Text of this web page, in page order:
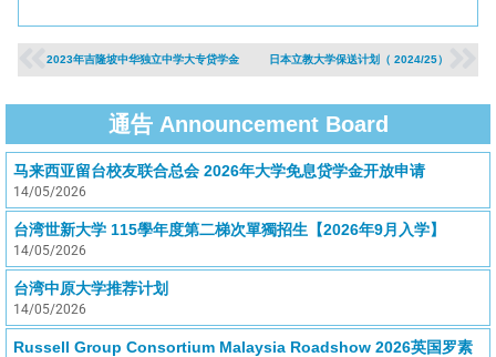
2023年吉隆坡中华独立中学大专贷学金 日本立教大学保送计划（ 2024/25）
通告 Announcement Board
马来西亚留台校友联合总会 2026年大学免息贷学金开放申请
14/05/2026
台湾世新大学 115學年度第二梯次單獨招生【2026年9月入学】
14/05/2026
台湾中原大学推荐计划
14/05/2026
Russell Group Consortium Malaysia Roadshow 2026英国罗素